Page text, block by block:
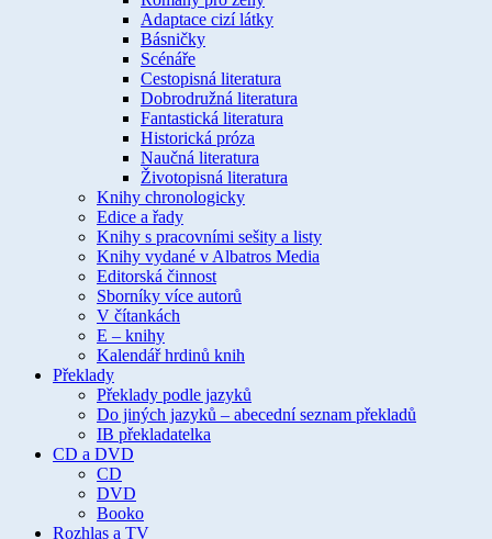
Adaptace cizí látky
Básničky
Scénáře
Cestopisná literatura
Dobrodružná literatura
Fantastická literatura
Historická próza
Naučná literatura
Životopisná literatura
Knihy chronologicky
Edice a řady
Knihy s pracovními sešity a listy
Knihy vydané v Albatros Media
Editorská činnost
Sborníky více autorů
V čítankách
E – knihy
Kalendář hrdinů knih
Překlady
Překlady podle jazyků
Do jiných jazyků – abecední seznam překladů
IB překladatelka
CD a DVD
CD
DVD
Booko
Rozhlas a TV